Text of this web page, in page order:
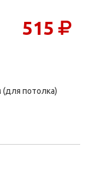
515
(для потолка)